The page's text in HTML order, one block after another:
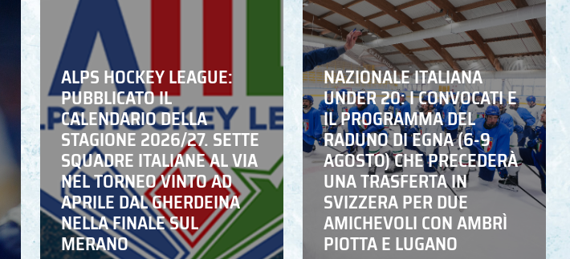
ALPS HOCKEY LEAGUE:
PUBBLICATO IL
CALENDARIO DELLA
STAGIONE 2026/27. SETTE
SQUADRE ITALIANE AL VIA
NEL TORNEO VINTO AD
APRILE DAL GHERDEINA
NELLA FINALE SUL
MERANO
NAZIONALE ITALIANA
UNDER 20: I CONVOCATI E
IL PROGRAMMA DEL
RADUNO DI EGNA (6-9
AGOSTO) CHE PRECEDERÀ
UNA TRASFERTA IN
SVIZZERA PER DUE
AMICHEVOLI CON AMBRÌ
PIOTTA E LUGANO